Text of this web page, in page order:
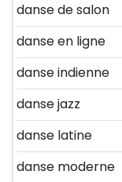
danse de salon
danse en ligne
danse indienne
danse jazz
danse latine
danse moderne